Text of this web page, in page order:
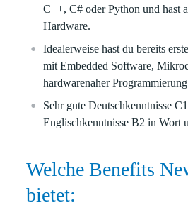
C++, C# oder Python und hast
Hardware.
Idealerweise hast du bereits
mit Embedded Software,
hardwarenaher
Sehr gute Deutschkenntnisse
Englischkenntnisse B2 in Wort
Welche Benefits
bietet: